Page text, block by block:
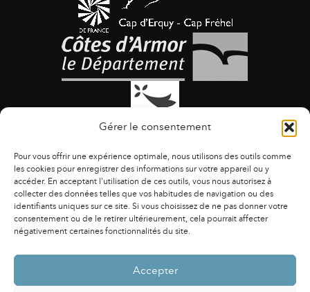
Gérer le consentement
Pour vous offrir une expérience optimale, nous utilisons des outils comme
les cookies pour enregistrer des informations sur votre appareil ou y
accéder. En acceptant l'utilisation de ces outils, vous nous autorisez à
collecter des données telles que vos habitudes de navigation ou des
identifiants uniques sur ce site. Si vous choisissez de ne pas donner votre
consentement ou de le retirer ultérieurement, cela pourrait affecter
négativement certaines fonctionnalités du site.
Accepter
ACCESSIBILITÉ | AGENDA | ASSOCIATIONS
|
CONTACTS
PUBLICATIONS | ESPACE PRESSE